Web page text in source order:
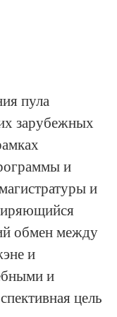
пула
зарубежных
и
и
обмен между
и
и
цель